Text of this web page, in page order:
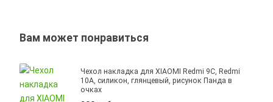
Вам может понравиться
Чехол накладка для XIAOMI Redmi 9C, Redmi
10A, силикон, глянцевый, рисунок Панда в
очках